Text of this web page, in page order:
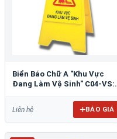
Biển Báo Chữ A "Khu Vực
Đang Làm Vệ Sinh" C04-VS:
Liên hệ BÁO GIÁ